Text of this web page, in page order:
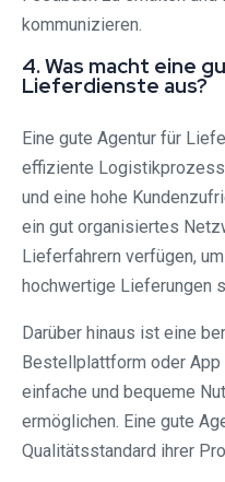
kommunizieren.
4. Was macht eine
Lieferdienste aus?
Eine gute Agentur für
effiziente
und eine hohe
ein gut organisiertes
Lieferfahrern verfügen,
hochwertige Lieferungen
Darüber hinaus ist eine
Bestellplattform oder App
einfache und bequeme
ermöglichen. Eine gute
Qualitätsstandard ihrer